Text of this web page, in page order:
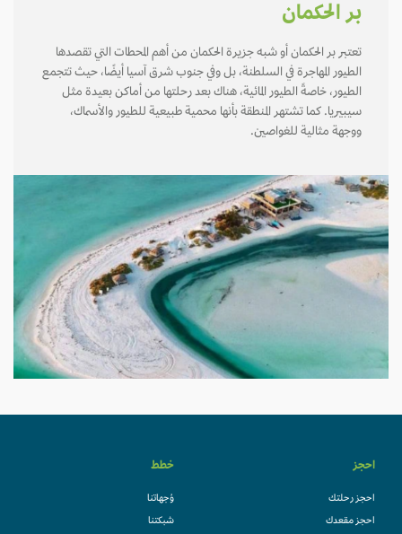
بر الحكمان
تعتبر بر الحكمان أو شبه جزيرة الحكمان من أهم المحطات التي تقصدها
الطيور المهاجرة في السلطنة، بل وفي جنوب شرق آسيا أيضًا، حيث تتجمع
الطيور، خاصةً الطيور المائية، هناك بعد رحلتها من أماكن بعيدة مثل
سيبيريا. كما تشتهر المنطقة بأنها محمية طبيعية للطيور والأسماك،
ووجهة مثالية للغواصين.
احجز
احجز رحلتك
احجز مقعدك
خطط
وُجهاتنا
شبكتنا